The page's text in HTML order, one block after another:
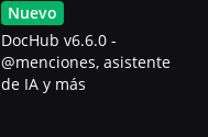
Nuevo
DocHub v6.6.0 -
@menciones, asistente
de IA y más